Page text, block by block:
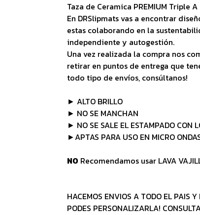
Taza de Ceramica PREMIUM Triple
En DRSlipmats vas a encontrar
estas colaborando en la
independiente y autogestión.
Una vez realizada la compra nos
retirar en puntos de entrega que
todo tipo de envíos, consúltanos!
► ALTO BRILLO
► NO SE MANCHAN
► NO SE SALE EL ESTAMPADO CON
►APTAS PARA USO EN MICRO
NO Recomendamos usar LAVA
HACEMOS ENVIOS A TODO EL PAIS Y
PODES PERSONALIZARLA!